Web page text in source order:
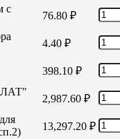
с
76.80 ₽
4.40 ₽
398.10 ₽
2,987.60 ₽
13,297.20 ₽